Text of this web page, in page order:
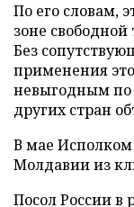
По его словам,
зоне свободной
Без
применения
невыгодным по
других стран
В мае
Молдавии из
Посол России в